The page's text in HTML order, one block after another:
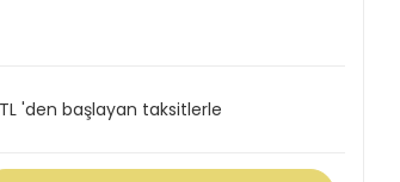
'den başlayan taksitlerle